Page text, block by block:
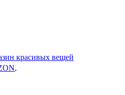
красивых вещей
,